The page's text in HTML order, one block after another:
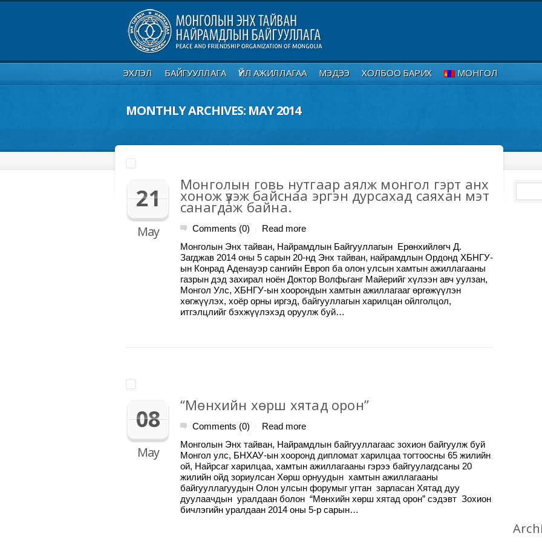
ЭХЛЭЛ БАЙГУУЛЛАГА ҮЙЛ АЖИЛЛАГАА МЭДЭЭ ХОЛБОО БАРИХ МОНГОЛ
MONTHLY ARCHIVES:MAY 2014
21
May
Монголын говь нутгаар аялж монгол гэрт анх
хонож үзэж байснаа эргэн дурсахад саяхан мэт
санагдаж байна.
Comments (0)
Read more
Монголын Энх тайван, Найрамдлын Байгууллагын Ерөнхийлөгч Д.
Загджав 2014 оны 5 сарын 20-нд Энх тайван, найрамдлын Ордонд ХБНГУ-
ын Конрад Аденауэр сангийн Европ ба олон улсын хамтын ажиллагааны
газрын дэд захирал ноён Доктор Волфьганг Майерийг хүлээн авч уулзан,
Монгол Улс, ХБНГУ-ын хоорондын хамтын ажиллагааг өргөжүүлэн
хөгжүүлэх, хоёр орны иргэд, байгууллагын харилцан ойлголцол,
итгэлцлийг бэхжүүлэхэд оруулж буй…
08
May
“Мөнхийн хөрш хятад орон”
Comments (0)
Read more
Монголын Энх тайван, Найрамдлын байгууллагаас зохион байгуулж буй
Монгол улс, БНХАУ-ын хооронд дипломат харилцаа тогтоосны 65 жилийн
ой, Найрсаг харилцаа, хамтын ажиллагааны гэрээ байгуулагдсаны 20
жилийн ойд зориулсан Хөрш орнуудын хамтын ажиллагааны
байгууллагуудын Олон улсын форумыг угтан зарласан Хятад дуу
дуулаачдын уралдаан болон “Мөнхийн хөрш хятад орон” сэдэвт Зохион
бичлэгийн уралдаан 2014 оны 5-р сарын…